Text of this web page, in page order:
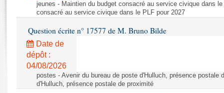
Rapports législatifs
Rapports sur l'application des lois
Baromètre de l’application des lois
Anciennes législatures
jeunes - Maintien du budget consacré au service civique dans
consacré au service civique dans le PLF pour 2027
Question écrite n° 17577 de M. Bruno Bilde
Date de
dépôt :
04/08/2026
postes - Avenir du bureau de poste d'Hulluch, présence postale
d'Hulluch, présence postale de proximité